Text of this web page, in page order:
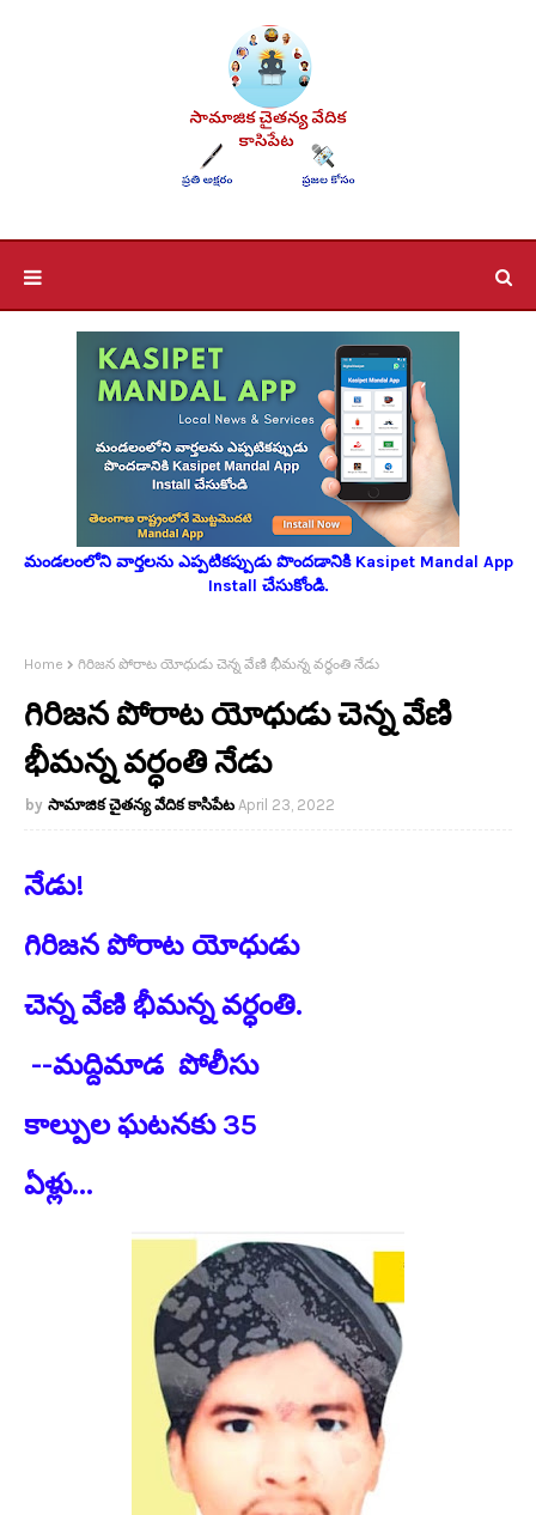
మండలంలోని వార్తలను ఎప్పటికప్పుడు పొందడానికి Kasipet Mandal App
Install చేసుకోండి.
Home గిరిజన పోరాట యోధుడు చెన్న వేణి భీమన్న వర్ధంతి నేడు
గిరిజన పోరాట యోధుడు చెన్న వేణి
భీమన్న వర్ధంతి నేడు
సామాజిక చైతన్య వేదిక కాసిపేట April 23, 2022
నేడు!
గిరిజన పోరాట యోధుడు
చెన్న వేణి భీమన్న వర్ధంతి.
--మద్దిమాడ పోలీసు
కాల్పుల ఘటనకు 35
ఏళ్లు...